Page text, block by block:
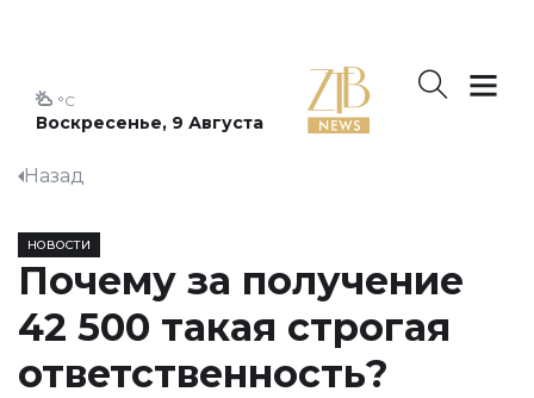
Воскресенье, 9 Августа
°C
Назад
НОВОСТИ
Почему за получение
42 500 такая строгая
ответственность?